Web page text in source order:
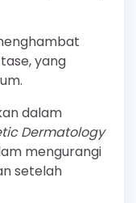
yang
dalam
Dermatology
mengurangi
setelah